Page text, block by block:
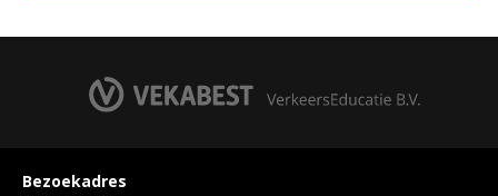
Bezoekadres